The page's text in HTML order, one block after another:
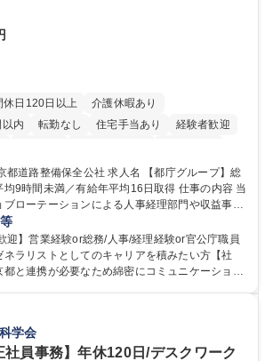
休日120日以上
介護休暇あり
内
転勤なし 住宅手当あり
経験者歓迎
手当あり 食事補助あり
公社 求人名 【都庁グループ】総
未満／有給年平均16日取得 仕事の内容 当
ローテーションによる人事経理部門や収益事業
幅広い部署での業務をお任せいたします。研修
おります！ ※下記業務詳細 【業務詳細】■
理など当公社の運営に係る管理業務 ■収益部
理運営、新宿駅西口広場の「イベントコーナ
見学ツアー事業 ※入社後は上記いずれかの部門
の定める業務 募集職種 【都庁グル
業月平均9時間未満／有給年平均16日取得
迎】営業経験or総務/人事/経理経験or官公庁職員
ラリストとしてのキャリアを積みたい方【社
と連携が必要なため綿密にコミュニケーション
経験できます。 ■様々なプロジェクト：駐車場
内に設置された照明を兼ねた広告「ブライトサ
ど、事業収益を生み出す活動を積極的に行って
学会
員事務】年休120日/デスクワーク